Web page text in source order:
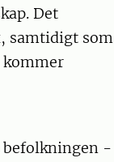
Det
samtidigt som
befolkningen -